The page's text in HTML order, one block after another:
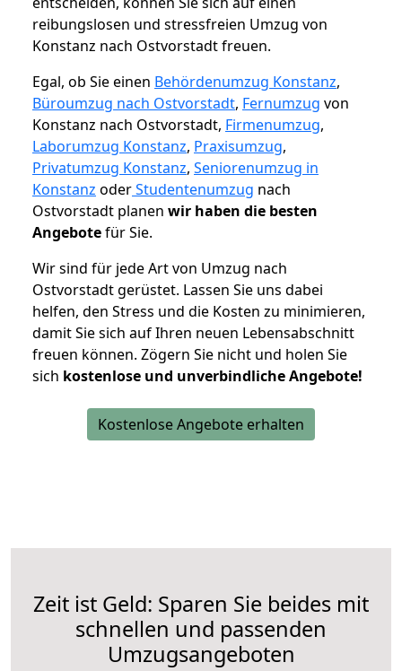
reibungslosen und stressfreien Umzug von
Konstanz nach Ostvorstadt freuen.
Egal, ob Sie einen Behördenumzug Konstanz,
Büroumzug nach Ostvorstadt, Fernumzug von
Konstanz nach Ostvorstadt, Firmenumzug,
Laborumzug Konstanz, Praxisumzug,
Privatumzug Konstanz, Seniorenumzug in
Konstanz oderStudentenumzug nach
Ostvorstadt planen wir haben die besten
Angebotefür Sie.
Wir sind für jede Art von Umzug nach
Ostvorstadt gerüstet. Lassen Sie uns dabei
helfen, den Stress und die Kosten zu minimieren,
damit Sie sich auf Ihren neuen Lebensabschnitt
freuen können. Zögern Sie nicht und holen Sie
sich kostenlose und unverbindliche Angebote!
Kostenlose Angebote erhalten
Zeit ist Geld: Sparen Sie beides mit
schnellen und passenden
Umzugsangeboten